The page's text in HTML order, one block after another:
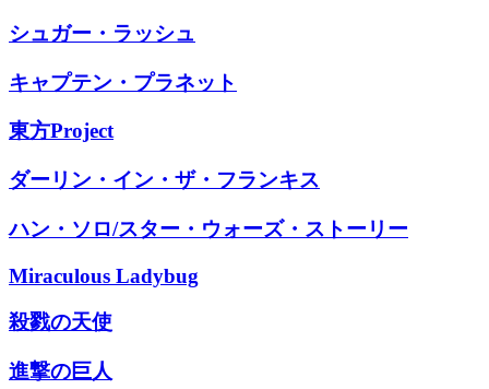
シュガー・ラッシュ
キャプテン・プラネット
東方Project
ダーリン・イン・ザ・フランキス
ハン・ソロ/スター・ウォーズ・ストーリー
Miraculous Ladybug
殺戮の天使
進撃の巨人